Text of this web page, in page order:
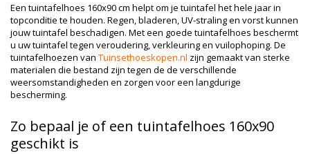
Een tuintafelhoes 160x90 cm helpt om je tuintafel het hele jaar in
topconditie te houden. Regen, bladeren, UV-straling en vorst kunnen
jouw tuintafel beschadigen. Met een goede tuintafelhoes beschermt
u uw tuintafel tegen veroudering, verkleuring en vuilophoping. De
tuintafelhoezen van Tuinsethoeskopen.nl zijn gemaakt van sterke
materialen die bestand zijn tegen de de verschillende
weersomstandigheden en zorgen voor een langdurige
bescherming.
Zo bepaal je of een tuintafelhoes 160x90
geschikt is